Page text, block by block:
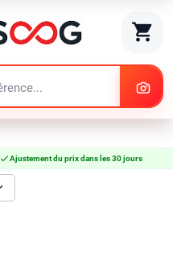
shopping_cart
checkAjustement du prix dans les 30 jours